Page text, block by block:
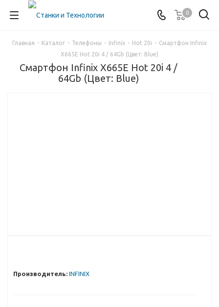
0
Главная - Каталог - Телефоны - Infinix - Hot 20i - Смартфон Infinix
X665E Hot 20i 4 / 64Gb (Цвет: Blue)
Смартфон Infinix X665E Hot 20i 4 /
64Gb (Цвет: Blue)
Производитель: INFINIX